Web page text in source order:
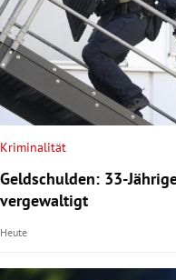
Kriminalität
Geldschulden: 33-
vergewaltigt
Heute